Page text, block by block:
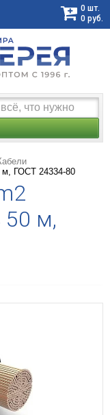
0 шт.
0 руб.
м, ГОСТ 24334-80
50 м,